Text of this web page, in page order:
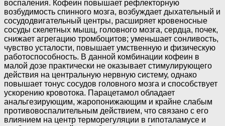
воспаления. Кофеин повышает рефлекторную
возбудимость спинного мозга, возбуждает дыхательный и
сосудодвигательный центры, расширяет кровеносные
сосуды скелетных мышц, головного мозга, сердца, почек,
снижает агрегацию тромбоцитов; уменьшает сонливость,
чувство усталости, повышает умственную и физическую
работоспособность. В данной комбинации кофеин в
малой дозе практически не оказывает стимулирующего
действия на центральную нервную систему, однако
повышает тонус сосудов головного мозга и способствует
ускорению кровотока. Парацетамол обладает
анальгезирующим, жаропонижающим и крайне слабым
противовоспалительным действием, что связано с его
влиянием на центр терморегуляции в гипоталамусе и